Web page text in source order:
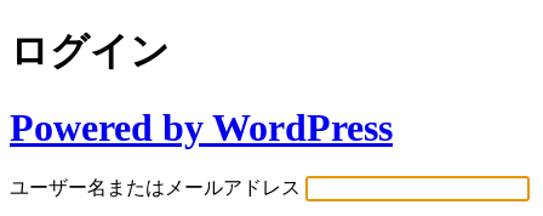
ログイン
Powered by WordPress
ユーザー名またはメールアドレス